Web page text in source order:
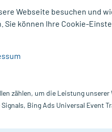
ab 19€ Mindestbestellwert!
Webseite besuchen und
können Ihre Cookie-
zählen, um die Leistung unserer
Bing Ads Universal Event